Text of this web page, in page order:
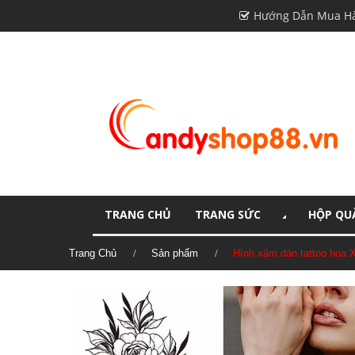
Hướng Dẫn Mua
TRANG CHỦ TRANG SỨC HỘP
Trang Chủ Sản phẩm Hình xăm dán tattoo hoa